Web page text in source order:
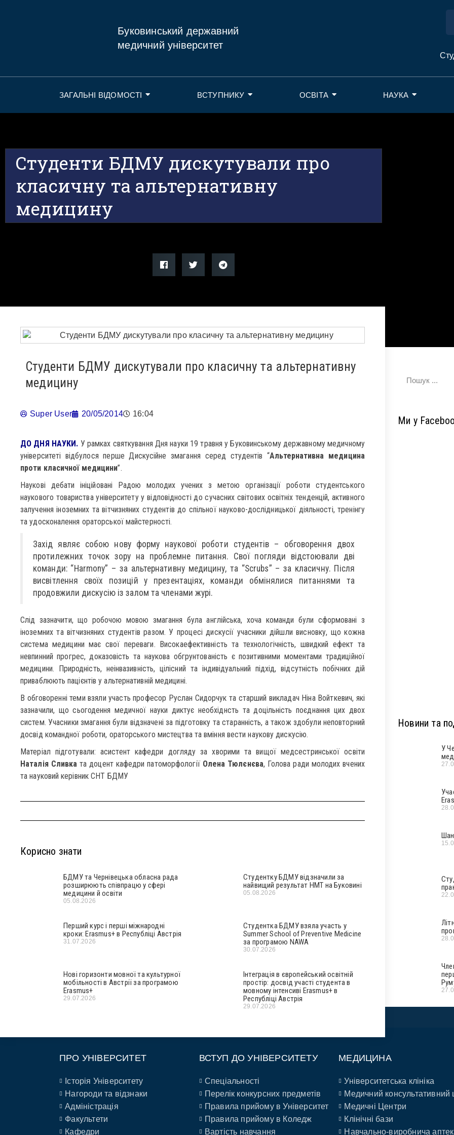
Буковинський державний
медичний університет
ЗАГАЛЬНІ ВІДОМОСТІ ВСТУПНИКУ ОСВІТА НАУКА
Студенти БДМУ дискутували про
класичну та альтернативну
медицину
Студенти БДМУ дискутували про класичну та альтернативну
медицину
Super User 20/05/2014 16:04
ДО ДНЯ НАУКИ. У рамках святкування Дня науки 19 травня у Буковинському державному медичному
університеті відбулося перше Дискусійне змагання серед студентів “Альтернативна медицина
проти класичної медицини”.
Наукові дебати ініційовані Радою молодих учених з метою організації роботи студентського
наукового товариства університету у відповідності до сучасних світових освітніх тенденцій, активного
залучення іноземних та вітчизняних студентів до спільної науково-дослідницької діяльності, тренінгу
та удосконалення ораторської майстерності.
Захід являє собою нову форму наукової роботи студентів – обговорення двох
протилежних точок зору на проблемне питання. Свої погляди відстоювали дві
команди: “Harmony” – за альтернативну медицину, та “Scrubs” – за класичну. Після
висвітлення своїх позицій у презентаціях, команди обмінялися питаннями та
продовжили дискусію із залом та членами журі.
Слід зазначити, що робочою мовою змагання була англійська, хоча команди були сформовані з
іноземних та вітчизняних студентів разом. У процесі дискусії учасники дійшли висновку, що кожна
система медицини має свої переваги. Високаефективність та технологічність, швидкий ефект та
невпинний прогрес, доказовість та наукова обгрунтованість є позитивними моментами традиційної
медицини. Природність, неінвазивність, цілісний та індивідуальний підхід, відсутність побічних дій
приваблюють пацієнтів у альтернативній медицині.
В обговоренні теми взяли участь професор Руслан Сидорчук та старший викладач Ніна Войткевич, які
зазначили, що сьогодення медичної науки диктує необхіднсть та доцільність поєднання цих двох
систем. Учасники змагання були відзначені за підготовку та старанність, а також здобули неповторний
досвід командної роботи, ораторського мистецтва та вміння вести наукову дискусію.
Матеріал підготували: асистент кафедри догляду за хворими та вищої медсестринської освіти
Наталія Сливка та доцент кафедри патоморфології Олена Тюлєнєва, Голова ради молодих вчених
та науковий керівник СНТ БДМУ
Корисно знати
БДМУ та Чернівецька обласна рада
розширюють співпрацю у сфері
медицини й освіти
05.08.2026
Студентку БДМУ відзначили за
найвищий результат НМТ на Буковині
05.08.2026
Перший курс і перші міжнародні
кроки: Erasmus+ в Республіці Австрія
31.07.2026
Студентка БДМУ взяла участь у
Summer School of Preventive Medicine
за програмою NAWA
30.07.2026
Нові горизонти мовної та культурної
мобільності в Австрії за програмою
Erasmus+
29.07.2026
Інтеграція в європейський освітній
простір: досвід участі студента в
мовному інтенсиві Erasmus+ в
Республіці Австрія
29.07.2026
Ми у
Новини та
У
ПРО УНІВЕРСИТЕТ
Історія Університету
Нагороди та відзнаки
Адміністрація
Факультети
Кафедри
ВСТУП ДО УНІВЕРСИТЕТУ
Спеціальності
Перелік конкурсних предметів
Правила прийому в Університет
Правила прийому в Коледж
Вартість навчання
МЕДИЦИНА
Університетська клініка
Медичний консультативний
Медичні Центри
Клінічні бази
Навчально-виробнича